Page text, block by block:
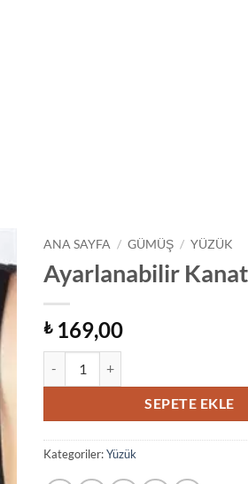
ANA SAYFA / GÜMÜŞ / YÜZÜK
Ayarlanabilir
₺169,00
SEPETE EKLE
Kategoriler:Yüzük